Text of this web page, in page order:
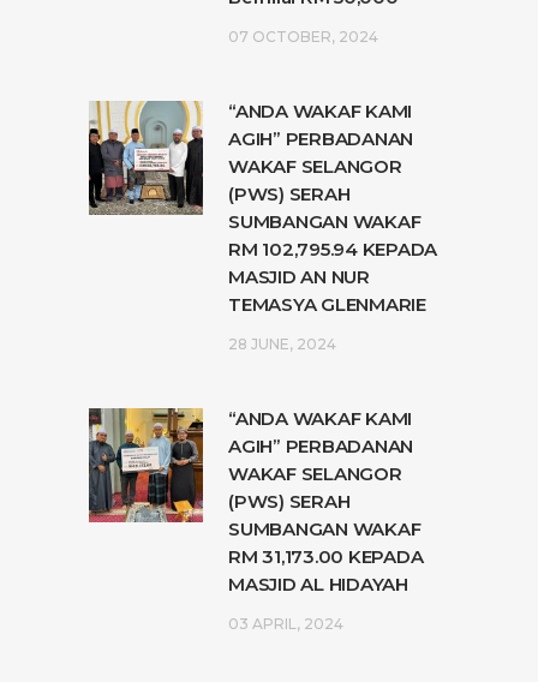
07 OCTOBER, 2024
“ANDA WAKAF KAMI
AGIH” PERBADANAN
WAKAF SELANGOR
(PWS) SERAH
SUMBANGAN WAKAF
RM 102,795.94 KEPADA
MASJID AN NUR
TEMASYA GLENMARIE
28 JUNE, 2024
“ANDA WAKAF KAMI
AGIH” PERBADANAN
WAKAF SELANGOR
(PWS) SERAH
SUMBANGAN WAKAF
RM 31,173.00 KEPADA
MASJID AL HIDAYAH
03 APRIL, 2024